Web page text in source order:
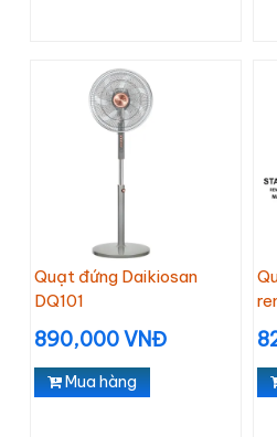
Quạt đứng Daikiosan
DQ101
890,000 VNĐ
Mua hàng